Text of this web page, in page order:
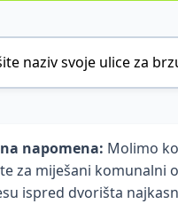
napomena: Molimo
za miješani komunalni
ispred dvorišta